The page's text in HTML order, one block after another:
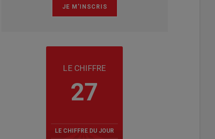
LE CHIFFRE
27
LE CHIFFRE DU JOUR